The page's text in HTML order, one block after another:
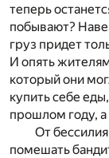
теперь
побывают?
груз придет
И опять
который они
купить себе
прошлом году,
От
помешать